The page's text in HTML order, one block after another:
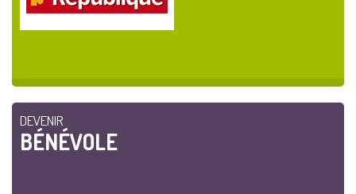
DEVENIR
BÉNÉVOLE